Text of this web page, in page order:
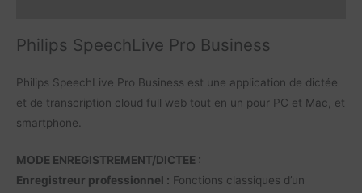
Philips SpeechLive Pro Business
Philips SpeechLive Pro Business est une application de dictée
et de transcription cloud full web tout en un pour PC et Mac, et
smartphone.
MODE ENREGISTREMENT/DICTEE :
Enregistreur professionnel : Fonctions classiques d’un